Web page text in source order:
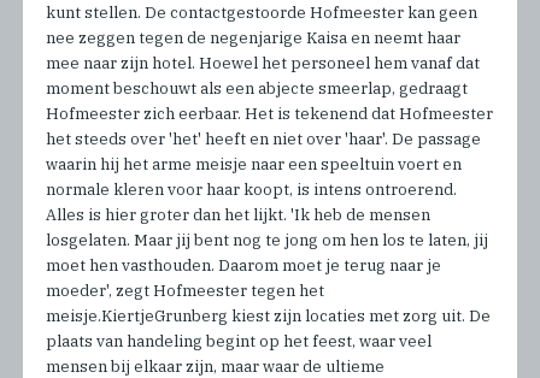
kunt stellen. De contactgestoorde Hofmeester kan geen
nee zeggen tegen de negenjarige Kaisa en neemt haar
mee naar zijn hotel. Hoewel het personeel hem vanaf dat
moment beschouwt als een abjecte smeerlap, gedraagt
Hofmeester zich eerbaar. Het is tekenend dat Hofmeester
het steeds over 'het' heeft en niet over 'haar'. De passage
waarin hij het arme meisje naar een speeltuin voert en
normale kleren voor haar koopt, is intens ontroerend.
Alles is hier groter dan het lijkt. 'Ik heb de mensen
losgelaten. Maar jij bent nog te jong om hen los te laten, jij
moet hen vasthouden. Daarom moet je terug naar je
moeder', zegt Hofmeester tegen het
meisje.KiertjeGrunberg kiest zijn locaties met zorg uit. De
plaats van handeling begint op het feest, waar veel
mensen bij elkaar zijn, maar waar de ultieme